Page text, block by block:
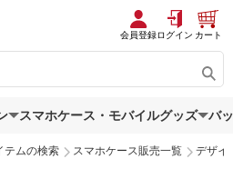
会員登録ログイン カート
スマホケース・モバイルグッズ バ
テムの検索 スマホケース販売一覧 デザイ